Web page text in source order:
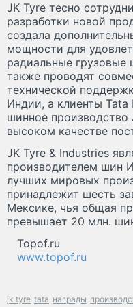
JK Tyre тесно
разработки новой
создала
мощности для
радиальные
также проводят
технической
Индии, а клиенты
шинное производство
высоком качестве
JK Tyre & Industries
производителем шин
лучших мировых
принадлежит шесть
Мексике, чья общая
превышает 20 млн.
Topof.ru
www.topof.ru
jk tyre tata награды